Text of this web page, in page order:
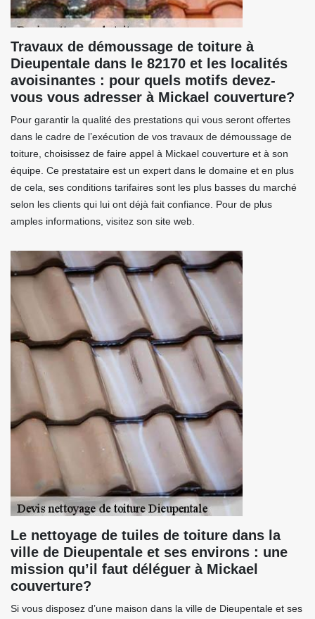
Travaux de démoussage de toiture à
Dieupentale dans le 82170 et les localités
avoisinantes : pour quels motifs devez-
vous vous adresser à Mickael couverture?
Pour garantir la qualité des prestations qui vous seront offertes
dans le cadre de l’exécution de vos travaux de démoussage de
toiture, choisissez de faire appel à Mickael couverture et à son
équipe. Ce prestataire est un expert dans le domaine et en plus
de cela, ses conditions tarifaires sont les plus basses du marché
selon les clients qui lui ont déjà fait confiance. Pour de plus
amples informations, visitez son site web.
Le nettoyage de tuiles de toiture dans la
ville de Dieupentale et ses environs : une
mission qu’il faut déléguer à Mickael
couverture?
Si vous disposez d’une maison dans la ville de Dieupentale et ses